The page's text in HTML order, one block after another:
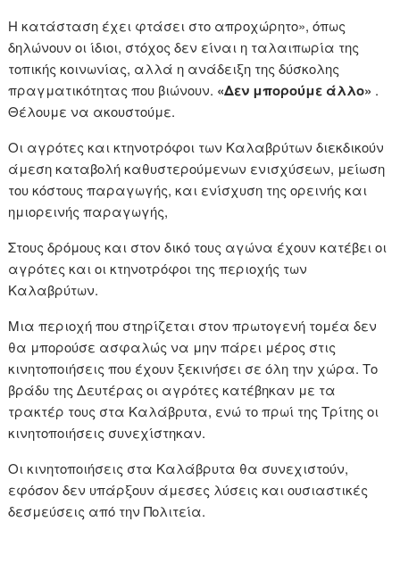
Η κατάσταση έχει φτάσει στο απροχώρητο», όπως
δηλώνουν οι ίδιοι, στόχος δεν είναι η ταλαιπωρία της
τοπικής κοινωνίας, αλλά η ανάδειξη της δύσκολης
πραγματικότητας που βιώνουν. «Δεν μπορούμε άλλο» .
Θέλουμε να ακουστούμε.
Οι αγρότες και κτηνοτρόφοι των Καλαβρύτων διεκδικούν
άμεση καταβολή καθυστερούμενων ενισχύσεων, μείωση
του κόστους παραγωγής, και ενίσχυση της ορεινής και
ημιορεινής παραγωγής,
Στους δρόμους και στον δικό τους αγώνα έχουν κατέβει οι
αγρότες και οι κτηνοτρόφοι της περιοχής των
Καλαβρύτων.
Μια περιοχή που στηρίζεται στον πρωτογενή τομέα δεν
θα μπορούσε ασφαλώς να μην πάρει μέρος στις
κινητοποιήσεις που έχουν ξεκινήσει σε όλη την χώρα. Το
βράδυ της Δευτέρας οι αγρότες κατέβηκαν με τα
τρακτέρ τους στα Καλάβρυτα, ενώ το πρωί της Τρίτης οι
κινητοποιήσεις συνεχίστηκαν.
Οι κινητοποιήσεις στα Καλάβρυτα θα συνεχιστούν,
εφόσον δεν υπάρξουν άμεσες λύσεις και ουσιαστικές
δεσμεύσεις από την Πολιτεία.